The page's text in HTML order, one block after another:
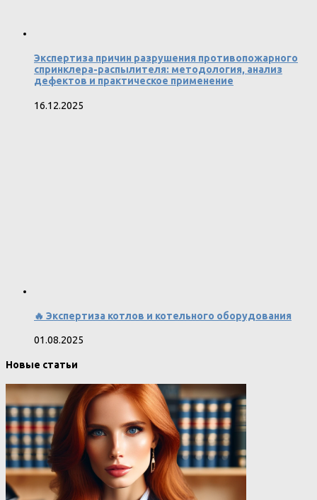
Экспертиза причин разрушения противопожарного
спринклера-распылителя: методология, анализ
дефектов и практическое применение
16.12.2025
🔥 Экспертиза котлов и котельного оборудования
01.08.2025
Новые статьи